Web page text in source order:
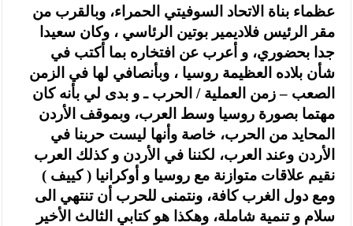
عظماء بناة الاتحاد السوفيتي الحمراء، وبالقرب من
مقر الرئيس فلاديمير بوتين الرئاسي ، وكان سعيدا
جدا بحضوري، و أعرب عن افتخاره بما أكتب في
شأن بلاده العظيمة روسيا ، وبأنصافي لها في الزمن
الصعب – زمن العملية / الحرب ـ و بدى لي بأنه كان
مهتما بصورة روسيا وسط العرب، وبموقف الأردن
المحايد من الحرب، خاصة وأنها ليست حربنا في
الأردن وعند العرب، لكننا في الأردن و كذلك العرب
نقيم علاقات متوازنة مع روسيا و أوكرانيا ( كييف )
ومع دول الغرب كافة، ونتمنى للحرب أن تنتهي الى
سلام و تنمية شاملة، وهكذا هو كتابي الثالث الأخير